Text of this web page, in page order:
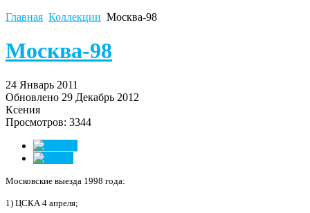
Главная Коллекции Москва-98
Москва-98
24 Январь 2011
Обновлено 29 Декабрь 2012
Ксения
Просмотров: 3344
Московские выезда 1998 года:
1) ЦСКА 4 апреля;